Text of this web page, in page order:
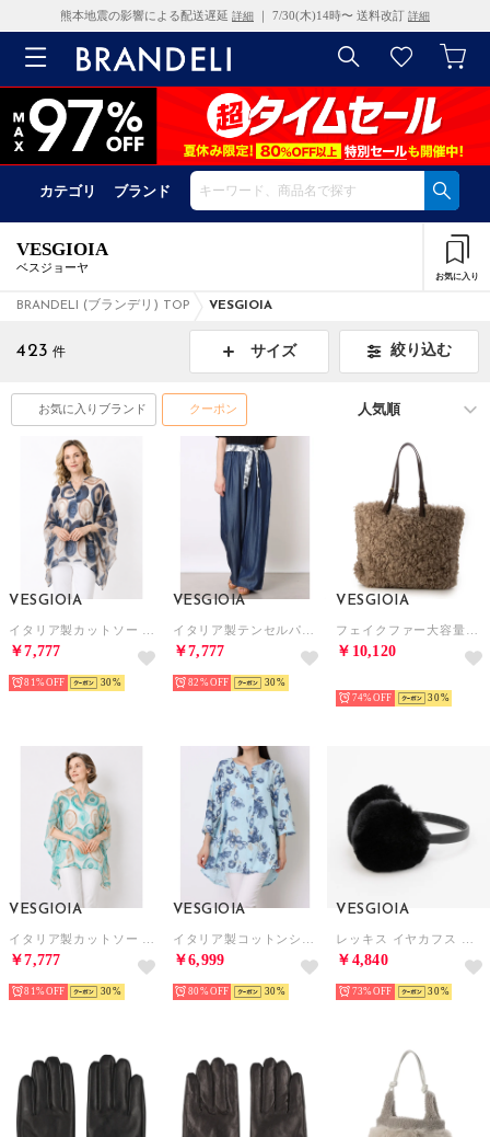
熊本地震の影響による配送遅延 詳細 ｜ 7/30(木)14時〜 送料改訂 詳細
カテゴリ ブランド
VESGIOIA
ベスジョーヤ
お気に入り
BRANDELI (ブランデリ) TOP VESGIOIA
423 件 サイズ 絞り込む
お気に入りブランド クーポン
VESGIOIA
￥7,777
81% 30
VESGIOIA
￥7,777
82% 30
VESGIOIA
￥10,120
74% 30
VESGIOIA
￥7,777
81% 30
VESGIOIA
￥6,999
80% 30
VESGIOIA
￥4,840
73% 30